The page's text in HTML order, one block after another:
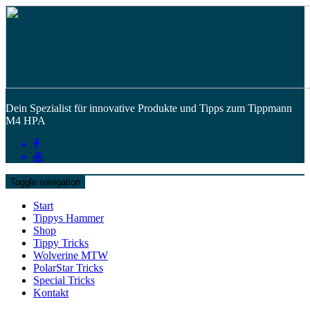
Dein Spezialist für innovative Produkte und Tipps zum Tippmann
M4 HPA
Toggle navigation
Start
Tippys Hammer
Shop
Tippy Tricks
Wolverine MTW
PolarStar Tricks
Special Tricks
Kontakt